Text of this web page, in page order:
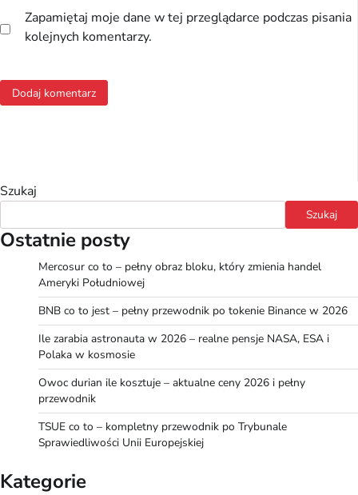
Zapamiętaj moje dane w tej przeglądarce podczas pisania
kolejnych komentarzy.
Szukaj
Szukaj
Ostatnie posty
Mercosur co to – pełny obraz bloku, który zmienia handel
Ameryki Południowej
BNB co to jest – pełny przewodnik po tokenie Binance w 2026
Ile zarabia astronauta w 2026 – realne pensje NASA, ESA i
Polaka w kosmosie
Owoc durian ile kosztuje – aktualne ceny 2026 i pełny
przewodnik
TSUE co to – kompletny przewodnik po Trybunale
Sprawiedliwości Unii Europejskiej
Kategorie